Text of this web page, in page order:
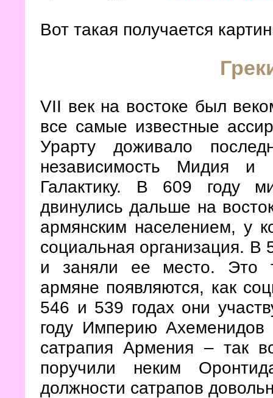
Вот такая получается
VII век на востоке был
все самые известные
Урарту доживало
независимость Мидия и
Галактику. В 609 году
двинулись дальше на
армянским населением, у
социальная организация.
и заняли ее место. Это
армяне появляются, как
546 и 539 годах они
году Империю Ахеменидов
сатрапия Армения – так
поручили неким
должности сатрапов